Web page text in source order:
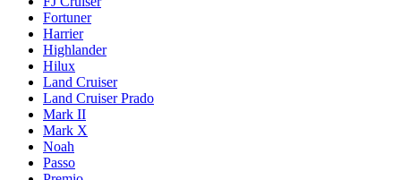
Fortuner
Harrier
Highlander
Hilux
Land Cruiser
Land Cruiser Prado
Mark II
Mark X
Noah
Passo